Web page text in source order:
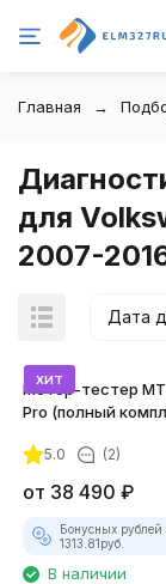
Главная
для
2007-
Дата
хит
Мотор-тестер
Pro (полный
5.0 (2)
от 38 490 ₽
Бонусных рублей
1313.81руб.
В наличии